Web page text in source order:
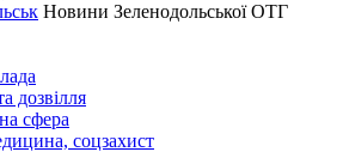
Новини Зеленодольської ОТГ
дозвілля
сфера
соцзахист